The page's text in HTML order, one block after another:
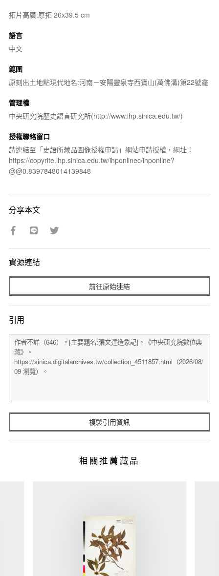
拓片高廣:原拓 26x39.5 cm
語言
中文
範圍
原刻出土地點現代地名:河南－安陽靈泉寺西寶山(萬佛溝)第22號龕
管理權
中央研究院歷史語言研究所(http://www.ihp.sinica.edu.tw/)
授權聯絡窗口
請連結至「史語所藏品圖像授權申請」網站申請授權，網址：
https://copyrite.ihp.sinica.edu.tw/ihponlinec/ihponline?
@@0.8397848014139848
分享本文
資源連結
前往原始連結
引用
複製引用資訊
相關推薦藏品